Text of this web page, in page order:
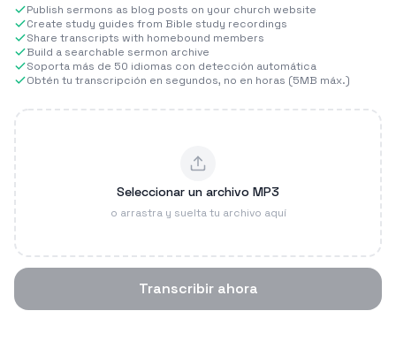
Publish sermons as blog posts on your church website
Create study guides from Bible study recordings
Share transcripts with homebound members
Build a searchable sermon archive
Soporta más de 50 idiomas con detección automática
Obtén tu transcripción en segundos, no en horas (5MB máx.)
Seleccionar un archivo MP3
o arrastra y suelta tu archivo aquí
Transcribir ahora